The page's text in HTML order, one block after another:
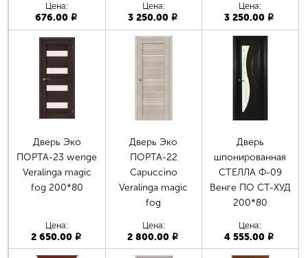
Цена:
676.00 p
Цена:
3 250.00 p
Цена:
3 250.00p
Дверь Эко
ПОРТА-23 wenge
Veralinga magic
fog 200*80
Цена:
2 650.00 p
Дверь Эко
ПОРТА-22
Capuccino
Veralinga magic
fog
Цена:
2 800.00 p
Дверь
шпонированная
СТЕЛЛА Ф-09
Венге ПО СТ-ХУД
200*80
Цена:
4 555.00p